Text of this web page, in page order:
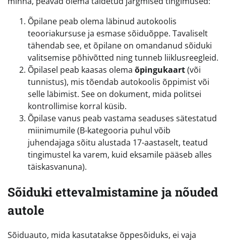
Õpilane peab olema läbinud autokoolis
teooriakursuse ja esmase sõiduõppe. Tavaliselt
tähendab see, et õpilane on omandanud sõiduki
valitsemise põhivõtted ning tunneb liiklusreegleid.
Õpilasel peab kaasas olema õpingukaart(või
tunnistus), mis tõendab autokoolis õppimist või
selle läbimist. See on dokument, mida politsei
kontrollimise korral küsib.
Õpilase vanus peab vastama seaduses sätestatud
miinimumile (B-kategooria puhul võib
juhendajaga sõitu alustada 17-aastaselt, teatud
tingimustel ka varem, kuid eksamile pääseb alles
täiskasvanuna).
Sõiduki ettevalmistamine ja nõuded
autole
Sõiduauto, mida kasutatakse õppesõiduks, ei vaja